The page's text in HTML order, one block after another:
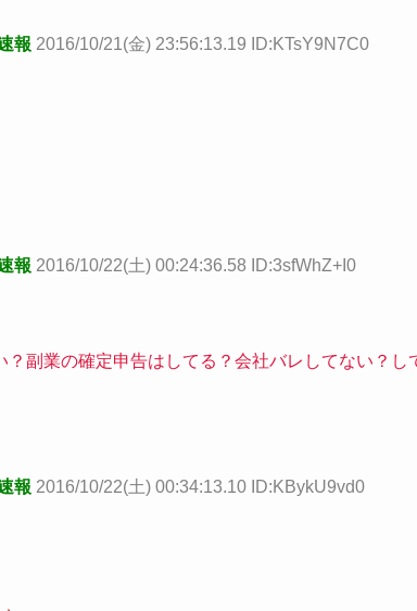
報 2016/10/21(金) 23:56:13.19 ID:KTsY9N7C0
報 2016/10/22(土) 00:24:36.58 ID:3sfWhZ+I0
副業の確定申告はしてる？会社バレしてない？し
報 2016/10/22(土) 00:34:13.10 ID:KBykU9vd0